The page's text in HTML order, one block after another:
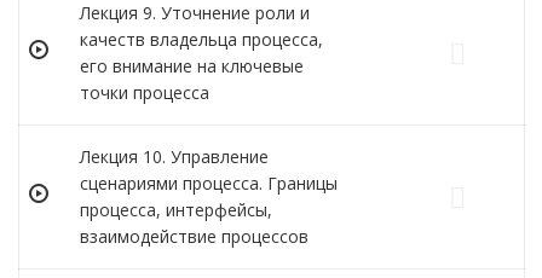
Лекция 9. Уточнение роли и
качеств владельца процесса,
его внимание на ключевые
точки процесса
Лекция 10. Управление
сценариями процесса. Границы
процесса, интерфейсы,
взаимодействие процессов